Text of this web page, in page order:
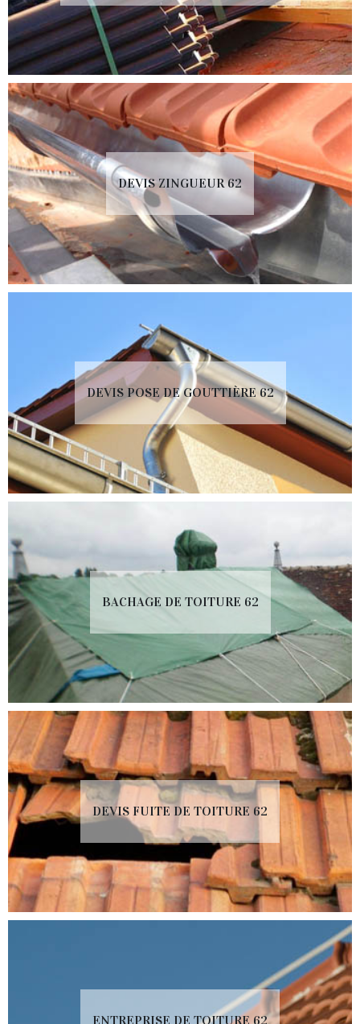
DEVIS ZINGUEUR 62
DEVIS POSE DE GOUTTIÈRE 62
BACHAGE DE TOITURE 62
DEVIS FUITE DE TOITURE 62
ENTREPRISE DE TOITURE 62